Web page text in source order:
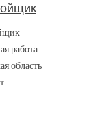
работа
область